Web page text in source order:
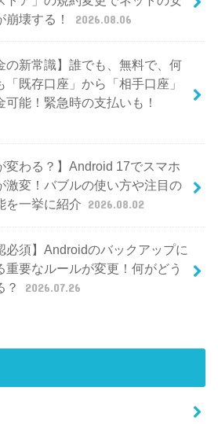
崩壊する！
2026.08.06
の新常識】誰でも、無料で、何
「既存口座」から「相手口座」
可能！緊急時の支払いも！
変わる？】Android 17でスマホ
激変！バブルの使い方や注目の
を一挙に紹介 2026.08.02
必須】Androidのバックアップに
重要なルールが変更！何がどう
？
2026.07.26